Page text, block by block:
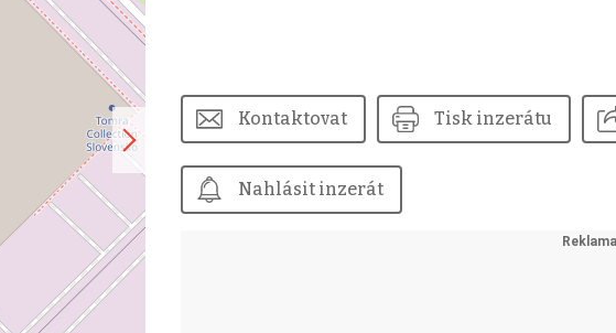
Kontaktovat Tisk inzerátu
Nahlásit inzerát